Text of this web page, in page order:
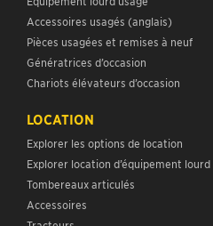
Accessoires usagés (anglais)
Pièces usagées et remises à neuf
Génératrices d’occasion
Chariots élévateurs d’occasion
LOCATION
Explorer les options de location
Explorer location d’équipement lourd
Tombereaux articulés
Accessoires